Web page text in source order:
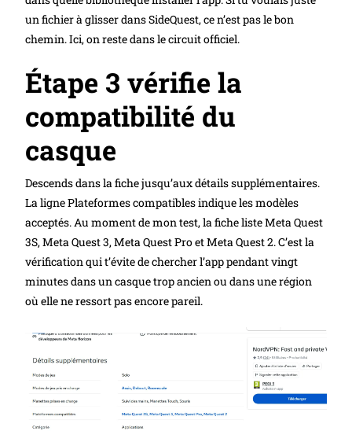
un fichier à glisser dans SideQuest, ce n’est pas le bon
chemin. Ici, on reste dans le circuit officiel.
Étape 3 vérifie la
compatibilité du
casque
Descends dans la fiche jusqu’aux détails supplémentaires.
La ligne Plateformes compatibles indique les modèles
acceptés. Au moment de mon test, la fiche liste Meta Quest
3S, Meta Quest 3, Meta Quest Pro et Meta Quest 2. C’est la
vérification qui t’évite de chercher l’app pendant vingt
minutes dans un casque trop ancien ou dans une région
où elle ne ressort pas encore pareil.